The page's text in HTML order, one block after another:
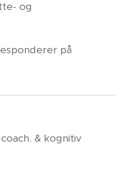
og
på
& kognitiv